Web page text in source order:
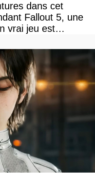
dans cet
Fallout 5, une
vrai jeu est